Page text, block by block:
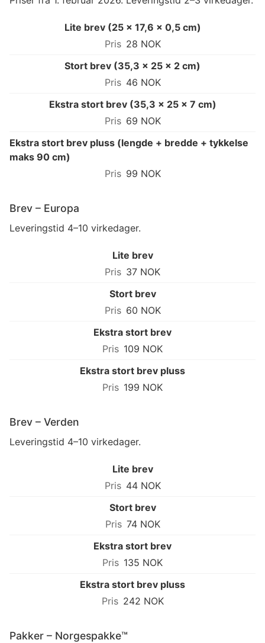
Lite brev (25 × 17,6 × 0,5 cm)
28 NOK
Stort brev (35,3 × 25 × 2 cm)
46 NOK
Ekstra stort brev (35,3 × 25 × 7 cm)
69 NOK
Ekstra stort brev pluss (lengde + bredde + tykkelse
maks 90 cm)
99 NOK
Brev – Europa
Leveringstid 4–10 virkedager.
Lite brev
37 NOK
Stort brev
60 NOK
Ekstra stort brev
109 NOK
Ekstra stort brev pluss
199 NOK
Brev – Verden
Leveringstid 4–10 virkedager.
Lite brev
44 NOK
Stort brev
74 NOK
Ekstra stort brev
135 NOK
Ekstra stort brev pluss
242 NOK
Pakker – Norgespakke™